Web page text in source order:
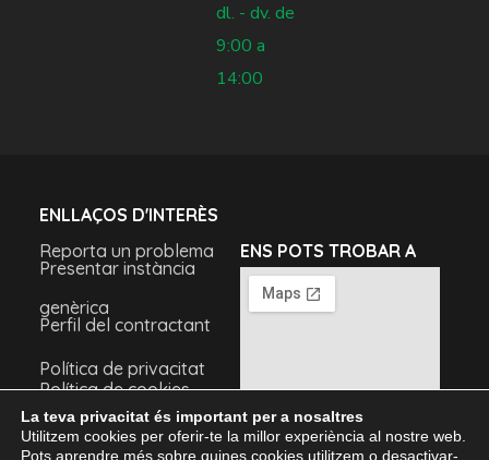
dl. - dv. de
9:00 a
14:00
ENLLAÇOS D'INTERÈS
Reporta un problema
Presentar instància
genèrica
Perfil del contractant
Política de privacitat
Política de cookies
Avís legal
ENS POTS TROBAR A
La teva privacitat és important per a nosaltres
Utilitzem cookies per oferir-te la millor experiència al nostre web.
Pots aprendre més sobre quines cookies utilitzem o desactivar-